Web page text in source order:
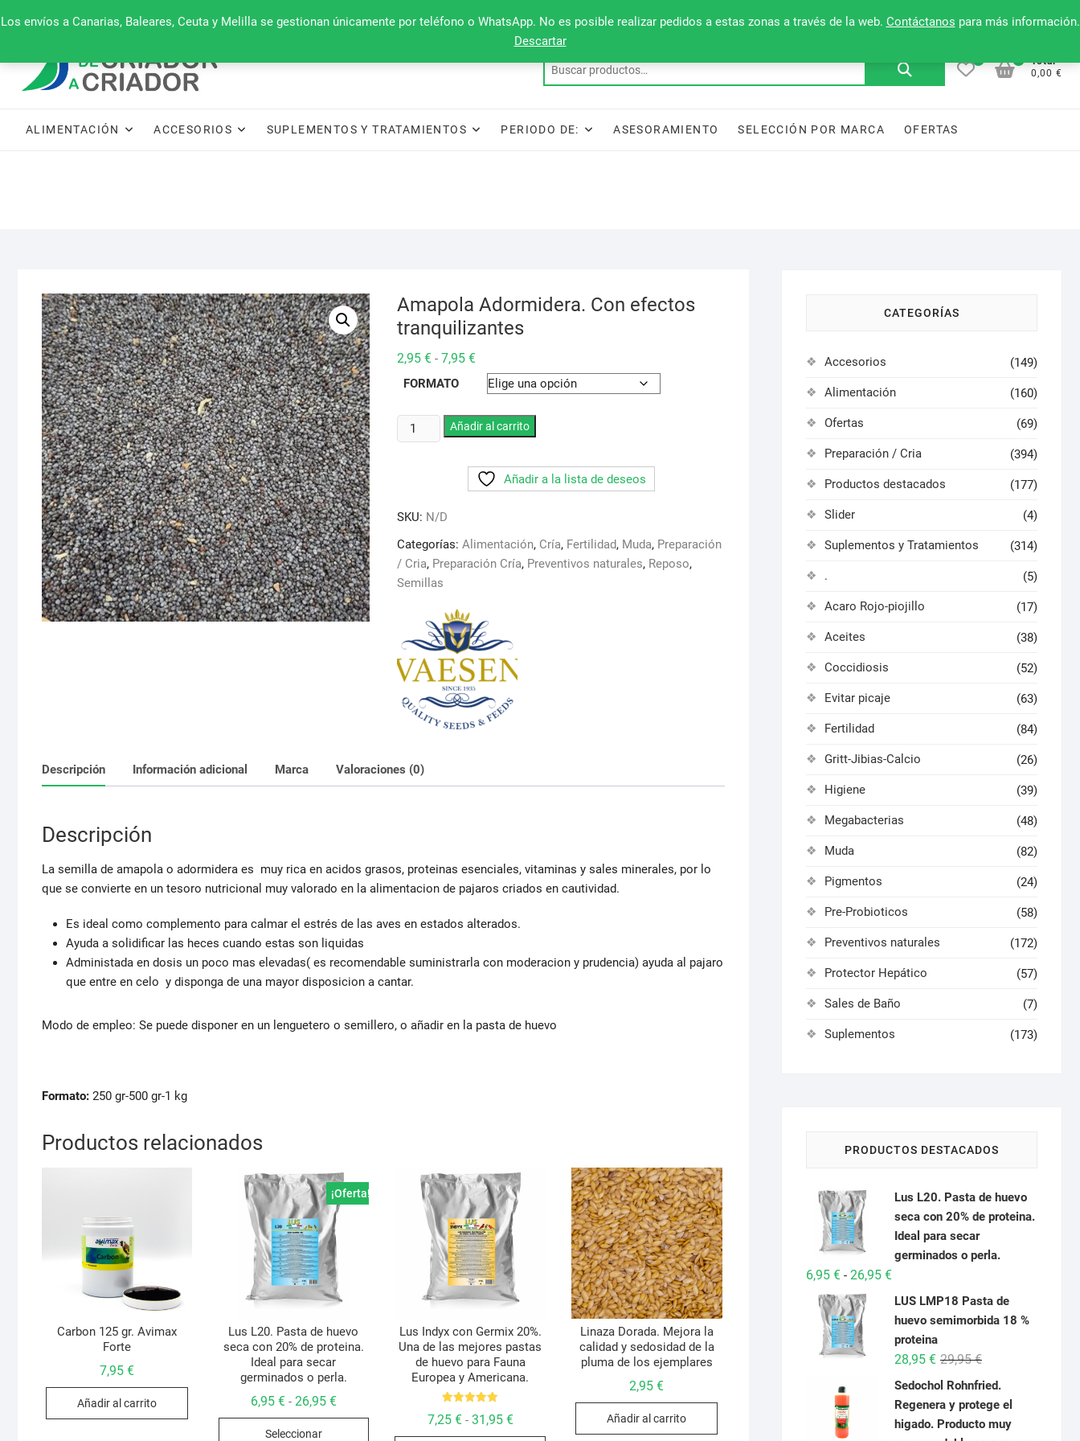
Los envíos a Canarias, Baleares, Ceuta y Melilla se gestionan únicamente por teléfono o WhatsApp. No es posible realizar pedidos a estas zonas a través de la web. Contáctanos para más información.
Descartar
al
660 079 911 Mi cuenta Lista de deseos
Buscar
Total
0,00 €
ALIMENTACIÓN ACCESORIOS SUPLEMENTOS Y TRATAMIENTOS PERIODO DE: ASESORAMIENTO SELECCIÓN POR MARCA OFERTAS
Amapola Adormidera. Con efectos
tranquilizantes
2,95 € - 7,95 €Rango
precios:
desde
hasta
7,95 €
FORMATO
Amapola
Adormidera.
cantidad
Añadir al carrito
Añadir a la lista de deseos
SKU: N/D
Categorías: Alimentación, Cría, Fertilidad, Muda, Preparación
/ Cria, Preparación Cría, Preventivos naturales, Reposo,
Semillas
Descripción Información adicional Marca Valoraciones (0)
Descripción
La semilla de amapola o adormidera es muy rica en acidos grasos, proteinas esenciales, vitaminas y sales minerales, por lo
que se convierte en un tesoro nutricional muy valorado en la alimentacion de pajaros criados en cautividad.
Es ideal como complemento para calmar el estrés de las aves en estados alterados.
Ayuda a solidificar las heces cuando estas son liquidas
Administada en dosis un poco mas elevadas( es recomendable suministrarla con moderacion y prudencia) ayuda al pajaro
que entre en celo y disponga de una mayor disposicion a cantar.
Modo de empleo: Se puede disponer en un lenguetero o semillero, o añadir en la pasta de huevo
Formato: 250 gr-500 gr-1 kg
Productos relacionados
Carbon 125 gr. Avimax
Forte
7,95€
Añadir al carrito
¡Oferta!
Lus L20. Pasta de huevo
seca con 20% de proteina.
Ideal para secar
germinados o perla.
6,95 € - 26,95 €Rango
Seleccionar
Este
Lus Indyx con Germix 20%.
Una de las mejores pastas
de huevo para Fauna
Europea y Americana.
con
7,25 € - 31,95 €Rango
Linaza Dorada. Mejora la
calidad y sedosidad de la
pluma de los ejemplares
2,95€
Añadir al carrito
CATEGORÍAS
Accesorios (149)
Alimentación (160)
Ofertas (69)
Preparación / Cria (394)
Productos destacados (177)
Slider (4)
Suplementos y Tratamientos (314)
. (5)
Acaro Rojo-piojillo (17)
Aceites (38)
Coccidiosis (52)
Evitar picaje (63)
Fertilidad (84)
Gritt-Jibias-Calcio (26)
Higiene (39)
Megabacterias (48)
Muda (82)
Pigmentos (24)
Pre-Probioticos (58)
Preventivos naturales (172)
Protector Hepático (57)
Sales de Baño (7)
Suplementos (173)
PRODUCTOS DESTACADOS
Lus L20. Pasta de huevo
seca con 20% de proteina.
Ideal para secar
germinados o perla.
6,95 € - 26,95 €Rango
de
precios:
desde
6,95 €
hasta
26,95 €
LUS LMP18 Pasta de
huevo semimorbida 18 %
proteina
29,95€El
precio
original
era:
29,95 €.
28,95 €
El
precio
actual
es:
28,95 €.
Sedochol Rohnfried.
Regenera y protege el
higado. Producto muy